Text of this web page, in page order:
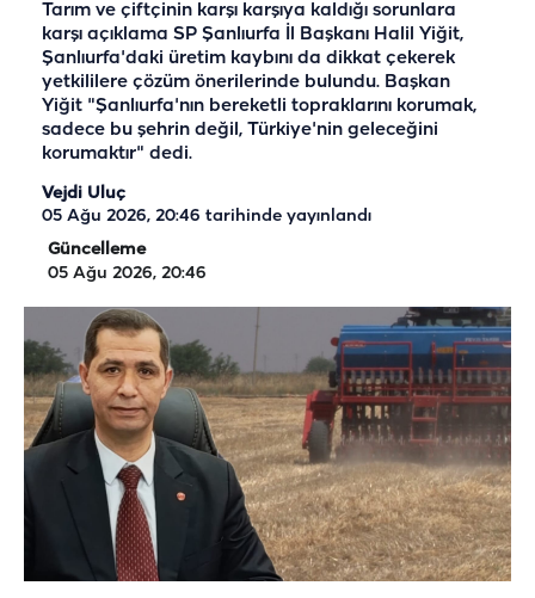
Tarım ve çiftçinin karşı karşıya kaldığı sorunlara
karşı açıklama SP Şanlıurfa İl Başkanı Halil Yiğit,
Şanlıurfa'daki üretim kaybını da dikkat çekerek
yetkililere çözüm önerilerinde bulundu. Başkan
Yiğit "Şanlıurfa'nın bereketli topraklarını korumak,
sadece bu şehrin değil, Türkiye'nin geleceğini
korumaktır" dedi.
Vejdi Uluç
05 Ağu 2026, 20:46 tarihinde yayınlandı
Güncelleme
05 Ağu 2026, 20:46